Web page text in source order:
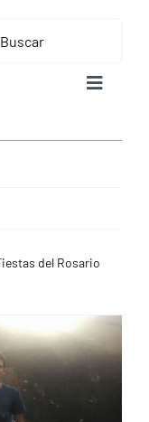
Toggle
del Rosario